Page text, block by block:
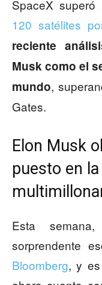
SpaceX
120 satélites
reciente
Musk como el
mundo,
Gates.
Elon Musk
puesto en
Esta
sorprendente
Bloomberg, y es